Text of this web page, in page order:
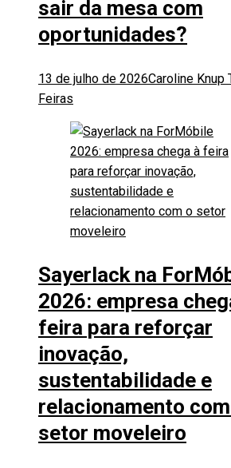
sair da mesa com
oportunidades?
13 de julho de 2026Caroline Knup
Feiras
Sayerlack na
2026: empresa
feira para reforçar
inovação,
sustentabilidade e
relacionamento
setor moveleiro